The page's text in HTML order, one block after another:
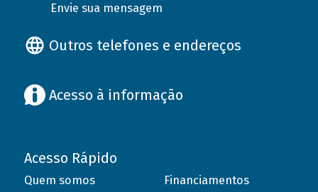
Envie sua mensagem
Outros telefones e endereços
Acesso à informação
Acesso Rápido
Quem somos
Financiamentos